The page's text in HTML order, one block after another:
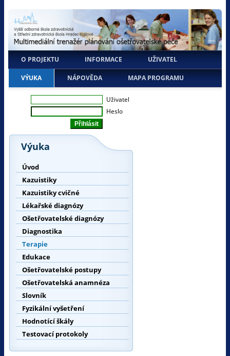
O PROJEKTU INFORMACE UŽIVATEL
VÝUKA NÁPOVĚDA MAPA PROGRAMU
Uživatel
Heslo
Výuka
Úvod
Kazuistiky
Kazuistiky cvičné
Lékařské diagnózy
Ošetřovatelské diagnózy
Diagnostika
Terapie
Edukace
Ošetřovatelské postupy
Ošetřovatelská anamnéza
Slovník
Fyzikální vyšetření
Hodnotící škály
Testovací protokoly